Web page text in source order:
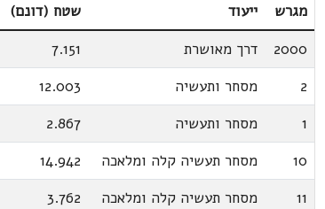
מגרש ייעוד שטח (דונם)
2000
דרך מאושרת
7.151
2
מסחר ותעשיה
12.003
1
מסחר ותעשיה
2.867
10
מסחר תעשיה קלה ומלאכה 14.942
11
מסחר תעשיה קלה ומלאכה 3.762